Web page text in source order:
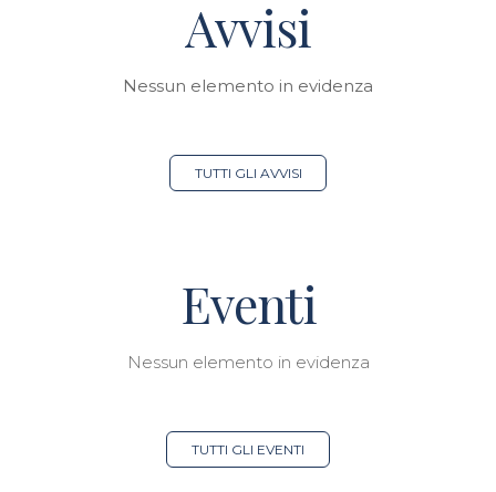
Avvisi
Nessun elemento in evidenza
TUTTI GLI AVVISI
Eventi
Nessun elemento in evidenza
TUTTI GLI EVENTI